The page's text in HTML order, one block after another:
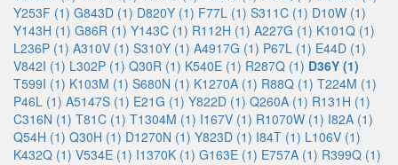
Y253F (1) G843D (1) D820Y (1) F77L (1) S311C (1) D10W (1)
Y143H (1) G86R (1) Y143C (1) R112H (1) A227G (1) K101Q (1)
L236P (1) A310V (1) S310Y (1) A4917G (1) P67L (1) E44D (1)
V842I (1) L302P (1) Q30R (1) K540E (1) R287Q (1) D36Y (1)
T599I (1) K103M (1) S680N (1) K1270A (1) R88Q (1) T224M (1)
P46L (1) A5147S (1) E21G (1) Y822D (1) Q260A (1) R131H (1)
C316N (1) T81C (1) T1304M (1) I167V (1) R1070W (1) I82A (1)
Q54H (1) Q30H (1) D1270N (1) Y823D (1) I84T (1) L106V (1)
K432Q (1) V534E (1) I1370K (1) G163E (1) E757A (1) R399Q (1)